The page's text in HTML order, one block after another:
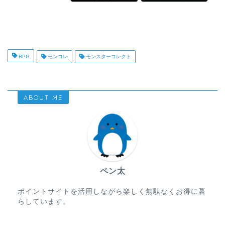
RPG モンコレ モンスターコレクト
ABOUT ME
ペン太
ポイントサイトを活用しながら楽しく無駄なくお得に暮
らしています。